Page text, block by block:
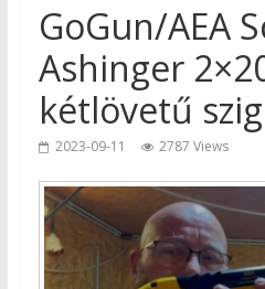
GoGun/AEA
Ashinger
kétlövetű
2023-09-11 2787 Views